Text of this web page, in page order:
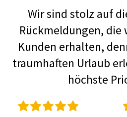
Wir sind stolz auf
Rückmeldungen, die
Kunden erhalten,
traumhaften Urlaub
höchste